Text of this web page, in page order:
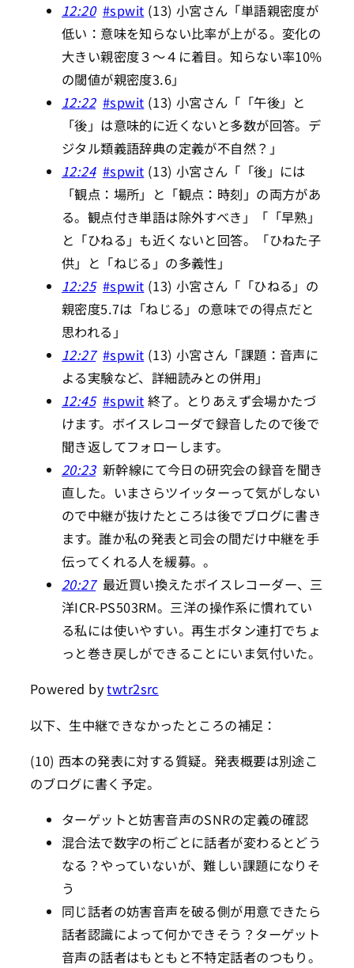
12:20 #spwit (13) 小宮さん「単語親密度が
低い：意味を知らない比率が上がる。変化の
大きい親密度３～４に着目。知らない率10%
の閾値が親密度3.6」
12:22 #spwit (13) 小宮さん「「午後」と
「後」は意味的に近くないと多数が回答。デ
ジタル類義語辞典の定義が不自然？」
12:24 #spwit (13) 小宮さん「「後」には
「観点：場所」と「観点：時刻」の両方があ
る。観点付き単語は除外すべき」「「早熟」
と「ひねる」も近くないと回答。「ひねた子
供」と「ねじる」の多義性」
12:25 #spwit (13) 小宮さん「「ひねる」の
親密度5.7は「ねじる」の意味での得点だと
思われる」
12:27 #spwit (13) 小宮さん「課題：音声に
よる実験など、詳細読みとの併用」
12:45 #spwit 終了。とりあえず会場かたづ
けます。ボイスレコーダで録音したので後で
聞き返してフォローします。
20:23 新幹線にて今日の研究会の録音を聞き
直した。いまさらツイッターって気がしない
ので中継が抜けたところは後でブログに書き
ます。誰か私の発表と司会の間だけ中継を手
伝ってくれる人を緩募。。
20:27 最近買い換えたボイスレコーダー、三
洋ICR-PS503RM。三洋の操作系に慣れてい
る私には使いやすい。再生ボタン連打でちょ
っと巻き戻しができることにいま気付いた。
Powered bytwtr2src
以下、生中継できなかったところの補足：
(10) 西本の発表に対する質疑。発表概要は別途こ
のブログに書く予定。
ターゲットと妨害音声のSNRの定義の確認
混合法で数字の桁ごとに話者が変わるとどう
なる？やっていないが、難しい課題になりそ
う
同じ話者の妨害音声を破る側が用意できたら
話者認識によって何かできそう？ターゲット
音声の話者はもともと不特定話者のつもり。